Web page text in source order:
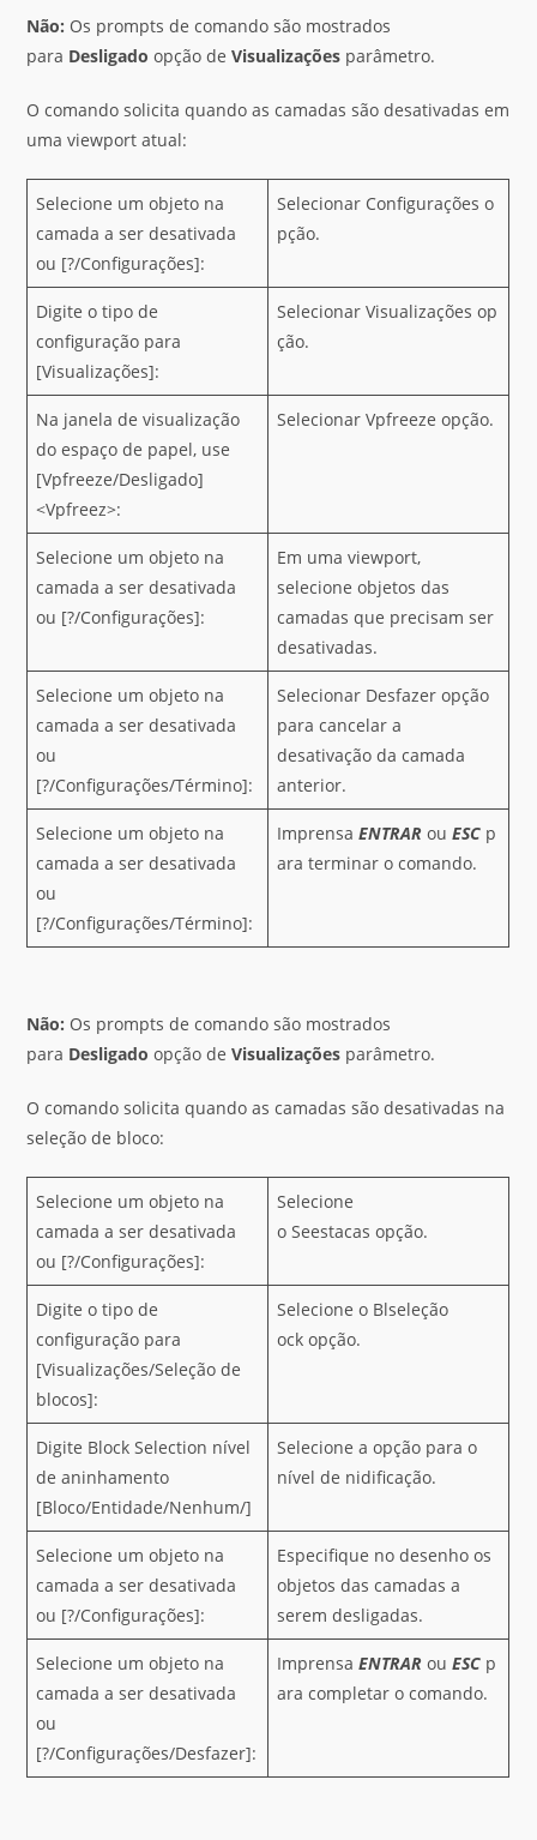
Não: Os prompts de comando são mostrados
para Desligado opção deVisualizações parâmetro.
O comando solicita quando as camadas são desativadas em
uma viewport atual:
Selecione um objeto na
camada a ser desativada
ou [?/Configurações]:
Selecionar Configurações o
pção.
Digite o tipo de
configuração para
[Visualizações]:
Selecionar Visualizações op
ção.
Na janela de visualização
do espaço de papel, use
[Vpfreeze/Desligado]
<Vpfreez>:
Selecionar Vpfreeze opção.
Selecione um objeto na
camada a ser desativada
ou [?/Configurações]:
Em uma viewport,
selecione objetos das
camadas que precisam ser
desativadas.
Selecione um objeto na
camada a ser desativada
ou
[?/Configurações/Término]:
Selecionar Desfazer opção
para cancelar a
desativação da camada
anterior.
Selecione um objeto na
camada a ser desativada
ou
[?/Configurações/Término]:
ImprensaENTRAR ouESC p
ara terminar o comando.
Não: Os prompts de comando são mostrados
para Desligado opção deVisualizações parâmetro.
O comando solicita quando as camadas são desativadas na
seleção de bloco:
Selecione um objeto na
camada a ser desativada
ou [?/Configurações]:
Selecione
o Seestacas opção.
Digite o tipo de
configuração para
[Visualizações/Seleção de
blocos]:
Selecione o Blseleção
ock opção.
Digite Block Selection nível
de aninhamento
[Bloco/Entidade/Nenhum/]
Selecione a opção para o
nível de nidificação.
Selecione um objeto na
camada a ser desativada
ou [?/Configurações]:
Especifique no desenho os
objetos das camadas a
serem desligadas.
Selecione um objeto na
camada a ser desativada
ou
[?/Configurações/Desfazer]:
ImprensaENTRAR ouESC p
ara completar o comando.